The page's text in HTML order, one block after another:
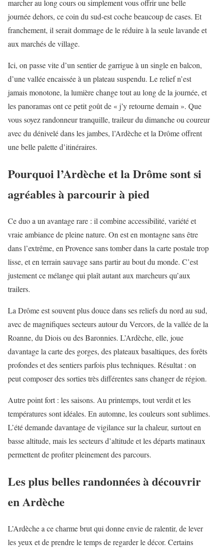
marcher au long cours ou simplement vous offrir une belle
journée dehors, ce coin du sud-est coche beaucoup de cases. Et
franchement, il serait dommage de le réduire à la seule lavande et
aux marchés de village.
Ici, on passe vite d’un sentier de garrigue à un single en balcon,
d’une vallée encaissée à un plateau suspendu. Le relief n’est
jamais monotone, la lumière change tout au long de la journée, et
les panoramas ont ce petit goût de « j’y retourne demain ». Que
vous soyez randonneur tranquille, traileur du dimanche ou coureur
avec du dénivelé dans les jambes, l’Ardèche et la Drôme offrent
une belle palette d’itinéraires.
Pourquoi l’Ardèche et la Drôme sont si
agréables à parcourir à pied
Ce duo a un avantage rare : il combine accessibilité, variété et
vraie ambiance de pleine nature. On est en montagne sans être
dans l’extrême, en Provence sans tomber dans la carte postale trop
lisse, et en terrain sauvage sans partir au bout du monde. C’est
justement ce mélange qui plaît autant aux marcheurs qu’aux
trailers.
La Drôme est souvent plus douce dans ses reliefs du nord au sud,
avec de magnifiques secteurs autour du Vercors, de la vallée de la
Roanne, du Diois ou des Baronnies. L’Ardèche, elle, joue
davantage la carte des gorges, des plateaux basaltiques, des forêts
profondes et des sentiers parfois plus techniques. Résultat : on
peut composer des sorties très différentes sans changer de région.
Autre point fort : les saisons. Au printemps, tout verdit et les
températures sont idéales. En automne, les couleurs sont sublimes.
L’été demande davantage de vigilance sur la chaleur, surtout en
basse altitude, mais les secteurs d’altitude et les départs matinaux
permettent de profiter pleinement des parcours.
Les plus belles randonnées à découvrir
en Ardèche
L’Ardèche a ce charme brut qui donne envie de ralentir, de lever
les yeux et de prendre le temps de regarder le décor. Certains